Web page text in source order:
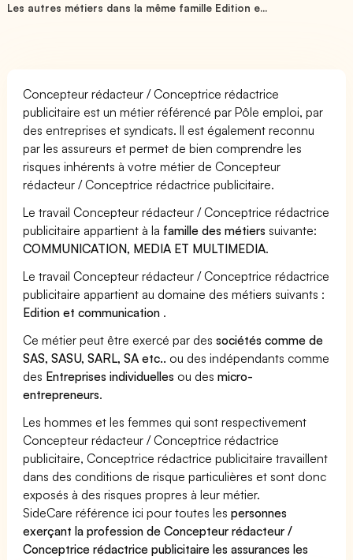
Les autres métiers dans la même famille Edition e...
Concepteur rédacteur / Conceptrice rédactrice
publicitaire est un métier référencé par Pôle emploi, par
des entreprises et syndicats. Il est également reconnu
par les assureurs et permet de bien comprendre les
risques inhérents à votre métier de Concepteur
rédacteur / Conceptrice rédactrice publicitaire.
Le travail Concepteur rédacteur / Conceptrice rédactrice
publicitaire appartient à la famille des métiers suivante:
COMMUNICATION, MEDIA ET MULTIMEDIA.
Le travail Concepteur rédacteur / Conceptrice rédactrice
publicitaire appartient au domaine des métiers suivants :
Edition et communication .
Ce métier peut être exercé par dessociétés comme de
SAS, SASU, SARL, SA etc.. ou des indépendants comme
des Entreprises individuelles ou desmicro-
entrepreneurs.
Les hommes et les femmes qui sont respectivement
Concepteur rédacteur / Conceptrice rédactrice
publicitaire, Conceptrice rédactrice publicitaire travaillent
dans des conditions de risque particulières et sont donc
exposés à des risques propres à leur métier.
SideCare référence ici pour toutes lespersonnes
exerçant la profession de Concepteur rédacteur /
Conceptrice rédactrice publicitaire les assurances les